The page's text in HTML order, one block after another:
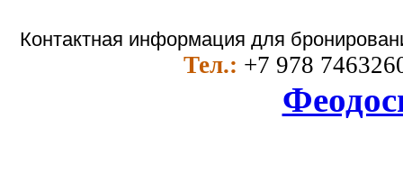
Контактная информация для
Тел.: +7 978